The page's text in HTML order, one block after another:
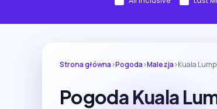
Strona główna›Pogoda›Malezja›Kuala
Pogoda Kuala